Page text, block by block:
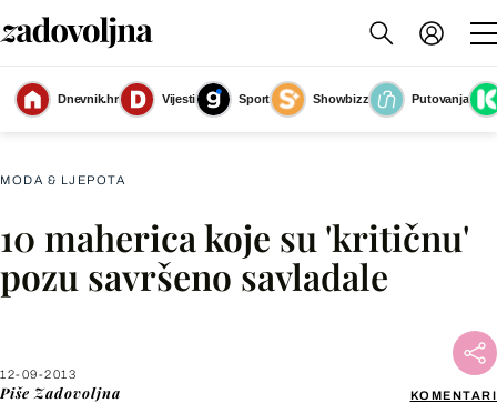
Dnevnik.hr Vijesti Sport Showbizz
Putovanja
Slika nije dostupna
MODA & LJEPOTA
10 maherica koje su 'kritičnu'
pozu savršeno savladale
12-09-2013
Piše Zadovoljna KOMENTARI
Facebook